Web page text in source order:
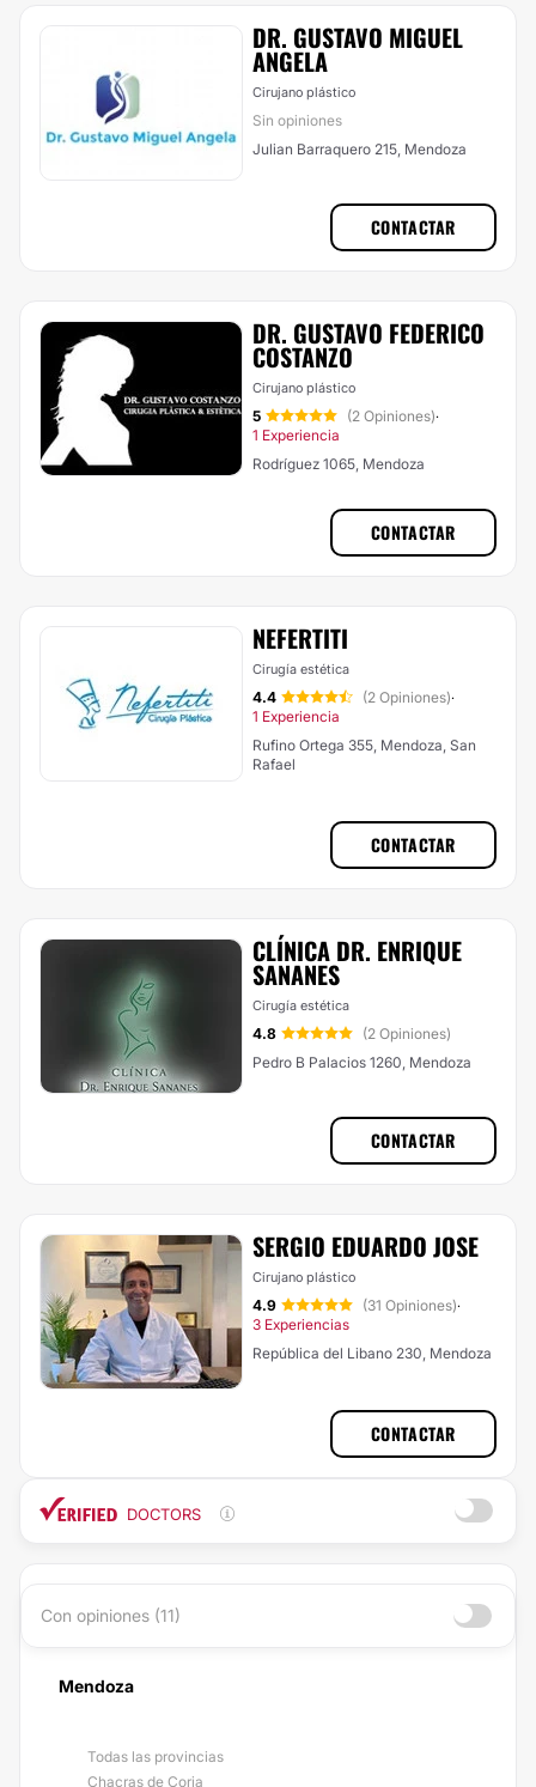
DR. GUSTAVO MIGUEL
ANGELA
Cirujano plástico
Sin opiniones
Julian Barraquero 215, Mendoza
CONTACTAR
DR. GUSTAVO FEDERICO
COSTANZO
Cirujano plástico
5 (2 Opiniones)·
1 Experiencia
Rodríguez 1065, Mendoza
CONTACTAR
NEFERTITI
Cirugía estética
4.4 (2 Opiniones)·
1 Experiencia
Rufino Ortega 355, Mendoza, San
Rafael
CONTACTAR
CLÍNICA DR. ENRIQUE
SANANES
Cirugía estética
4.8
(2 Opiniones)
Pedro B Palacios 1260, Mendoza
CONTACTAR
SERGIO EDUARDO JOSE
Cirujano plástico
4.9 (31 Opiniones)·
3 Experiencias
República del Libano 230, Mendoza
CONTACTAR
DOCTORS
Con opiniones (11)
Mendoza
Todas las provincias
Chacras de Coria